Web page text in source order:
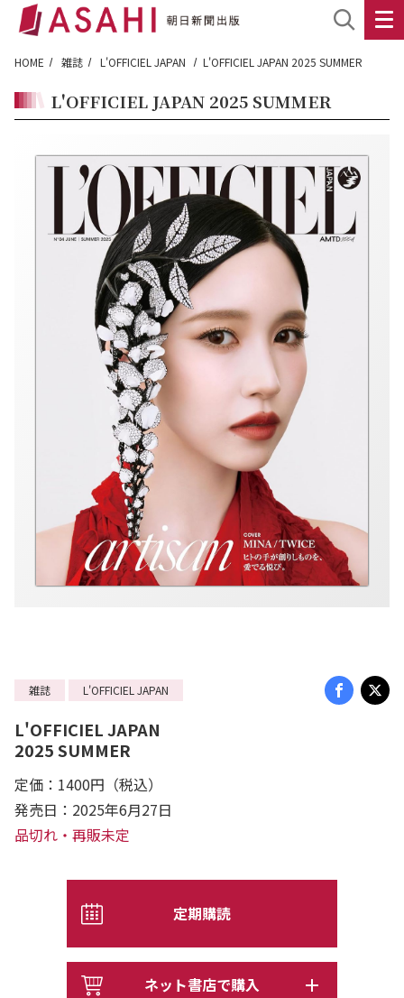
HOME 雑誌 L'OFFICIEL JAPAN L'OFFICIEL JAPAN 2025 SUMMER
L'OFFICIEL JAPAN 2025 SUMMER
雑誌 L'OFFICIEL JAPAN
L'OFFICIEL JAPAN
2025 SUMMER
定価：1400円（税込）
発売日：2025年6月27日
品切れ・再販未定
定期購読
ネット書店で購入